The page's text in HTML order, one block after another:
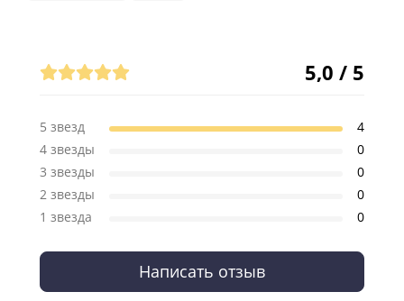
Отзывы (4) 5,0 / 5
5 звезд
4
4 звезды
0
3 звезды
0
2 звезды
0
1 звезда
0
Написать отзыв